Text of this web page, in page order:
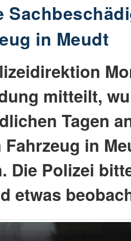
in Meudt
mitteilt,
Tagen
in
Die Polizei
etwas